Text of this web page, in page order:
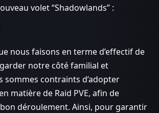
volet “Shadowlands” :
nous faisons en terme d’effectif de
notre côté familial et
sommes contraints d’adopter
matière de Raid PVE, afin de
bon déroulement. Ainsi, pour garantir